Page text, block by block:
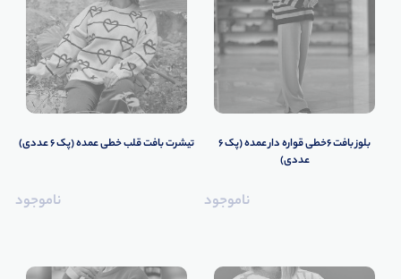
بلوز بافت ۶خطی قواره دار عمده (پک 6
عددی)
ناموجود
️تیشرت بافت قلب خطی عمده (پک 6 عددی)
ناموجود